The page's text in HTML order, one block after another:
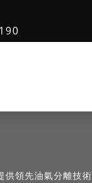
領先油氣分離技術